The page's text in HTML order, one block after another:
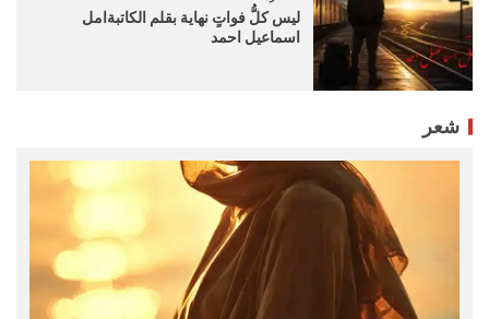
ليس كلُّ فواتٍ نهاية بقلم الكاتبةامل
اسماعيل احمد
شعر